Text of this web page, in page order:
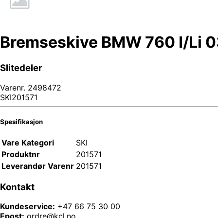
Bremseskive BMW 760 I/Li
Slitedeler
Varenr. 2498472
SKI201571
Spesifikasjon
Vare Kategori
SKI
Produktnr
201571
Leverandør Varenr 201571
Kontakt
Kundeservice: +47 66 75 30 00